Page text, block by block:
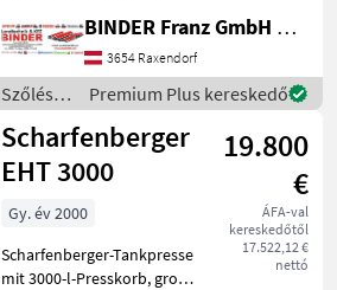
Ostraticky MSO-400HP ✔️
durch Eigenölversorgung
ist Mähen auch ✔️ mit
kleineren Traktoren
problemlos möglich!
BINDER Franz GmbH & CoKG
3654 Raxendorf
Szőlészeti
gépek /
Sonstige
Premium Plus kereskedő
Scharfenberger
EHT 3000
19.800
€
ÁFA-val
kereskedőtől
17.522,12 €
nettó
Gy. év 2000
Scharfenberger-Tankpresse
mit 3000-l-Presskorb, große